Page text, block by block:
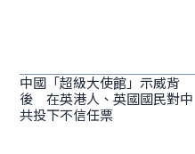
中國「超級大使館」示威背
後 在英港人、英國國民對中
共投下不信任票